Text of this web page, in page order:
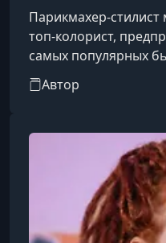
Парикмахер-стилист
топ-колорист,
самых популярных
русскоязычном
он работает более 24
Автор